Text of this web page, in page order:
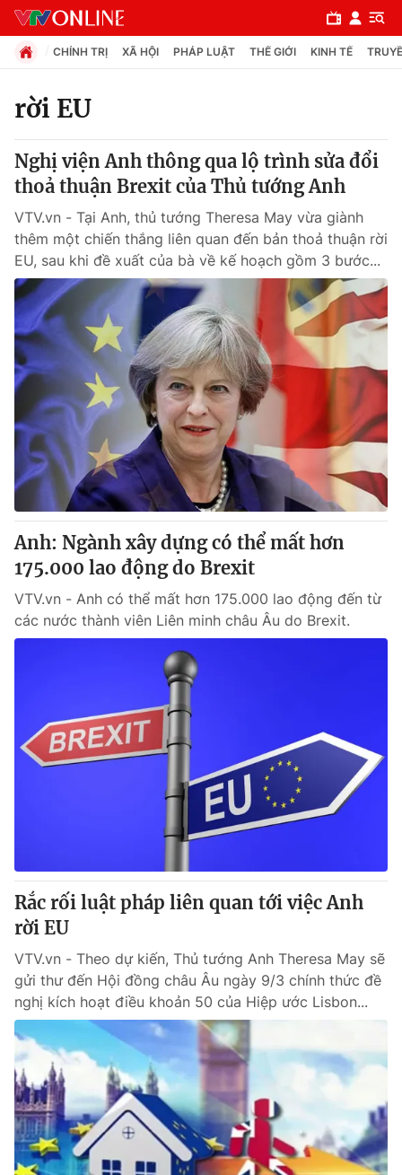
Chuyên mục
Chính trị
Xã hội
Pháp luật
Y tế
Thế giới
Tin tức
Thế giới đó đây
Câu chuyện quốc tế
Kinh tế
Tài chính
Thị trường
Góc doanh nghiệp
Dữ liệu và đời sống
Truyền hình
Phim VTV
Hậu trường
Giải sao mai
Giải trí
Làm đẹp
Chất lượng cuộc sống
Tuyển sinh
Học trực tuyến
Công nghệ
Hitech Công nghệ tương lai
Tư vấn
Chuyên mục khác
Emagazine Podcast
Photo Infographic
Video Shorts video
VTV Money VTV Thể thao
VTV Sức khoẻ Bất động sản
CHÍNH TRỊ XÃ HỘI PHÁP LUẬT THẾ GIỚI KINH TẾ
rời EU
Nghị viện Anh thông qua lộ trình sửa đổi
thoả thuận Brexit của Thủ tướng Anh
VTV.vn - Tại Anh, thủ tướng Theresa May vừa giành
thêm một chiến thắng liên quan đến bản thoả thuận rời
EU, sau khi đề xuất của bà về kế hoạch gồm 3 bước...
Anh: Ngành xây dựng có thể mất hơn
175.000 lao động do Brexit
VTV.vn - Anh có thể mất hơn 175.000 lao động đến từ
các nước thành viên Liên minh châu Âu do Brexit.
Rắc rối luật pháp liên quan tới việc Anh
rời EU
VTV.vn - Theo dự kiến, Thủ tướng Anh Theresa May sẽ
gửi thư đến Hội đồng châu Âu ngày 9/3 chính thức đề
nghị kích hoạt điều khoản 50 của Hiệp ước Lisbon...